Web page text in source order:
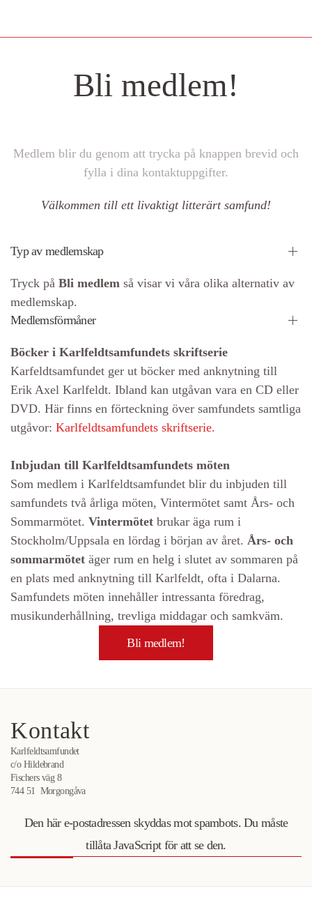
Bli medlem!
Medlem blir du genom att trycka på knappen brevid och
fylla i dina kontaktuppgifter.
Välkommen till ett livaktigt litterärt samfund!
Typ av medlemskap
Tryck på Bli medlem så visar vi våra olika alternativ av
medlemskap.
Medlemsförmåner
Böcker i Karlfeldtsamfundets skriftserie
Karfeldtsamfundet ger ut böcker med anknytning till
Erik Axel Karlfeldt. Ibland kan utgåvan vara en CD eller
DVD. Här finns en förteckning över samfundets samtliga
utgåvor: Karlfeldtsamfundets skriftserie.
Inbjudan till Karlfeldtsamfundets möten
Som medlem i Karlfeldtsamfundet blir du inbjuden till
samfundets två årliga möten, Vintermötet samt Års- och
Sommarmötet. Vintermötet brukar äga rum i
Stockholm/Uppsala en lördag i början av året. Års- och
sommarmötet äger rum en helg i slutet av sommaren på
en plats med anknytning till Karlfeldt, ofta i Dalarna.
Samfundets möten innehåller intressanta föredrag,
musikunderhållning, trevliga middagar och samkväm.
Bli medlem!
Kontakt
Karlfeldtsamfundet
c/o Hildebrand
Fischers väg 8
744 51 Morgongåva
Den här e-postadressen skyddas mot spambots. Du måste
tillåta JavaScript för att se den.